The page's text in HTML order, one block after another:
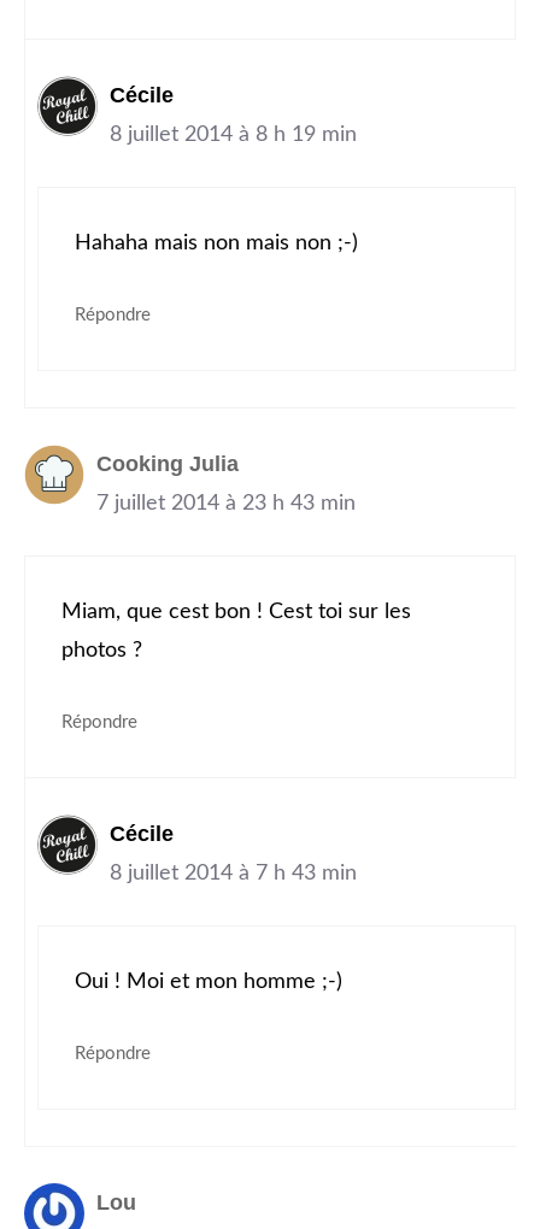
Cécile
8 juillet 2014 à 8 h 19 min
Hahaha mais non mais non ;-)
Répondre
Cooking Julia
7 juillet 2014 à 23 h 43 min
Miam, que cest bon ! Cest toi sur les
photos ?
Répondre
Cécile
8 juillet 2014 à 7 h 43 min
Oui ! Moi et mon homme ;-)
Répondre
Lou